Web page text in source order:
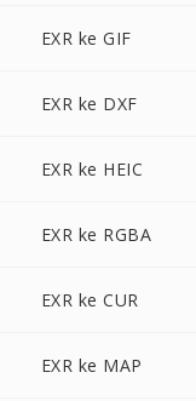
EXR ke GIF
EXR ke DXF
EXR ke HEIC
EXR ke RGBA
EXR ke CUR
EXR ke MAP